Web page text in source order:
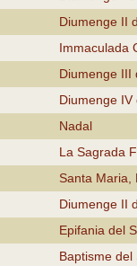
Diumenge II
Immaculada
Diumenge III
Diumenge IV
Nadal
La Sagrada
Santa Maria,
Diumenge II
Epifania del
Baptisme del